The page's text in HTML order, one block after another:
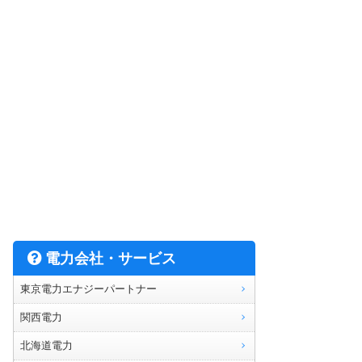
電力会社・サービス
東京電力エナジーパートナー
関西電力
北海道電力